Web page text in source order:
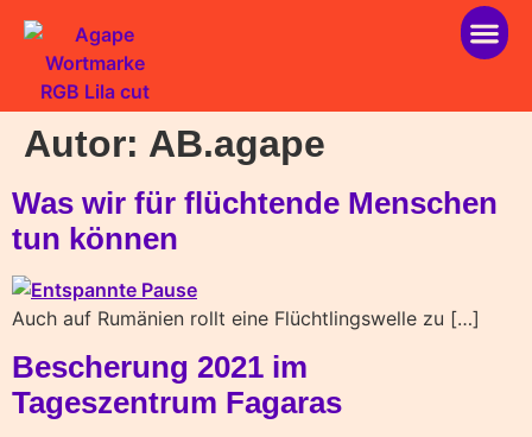
Autor: AB.agape
Was wir für flüchtende Menschen
tun können
Auch auf Rumänien rollt eine Flüchtlingswelle zu […]
Bescherung 2021 im
Tageszentrum Fagaras